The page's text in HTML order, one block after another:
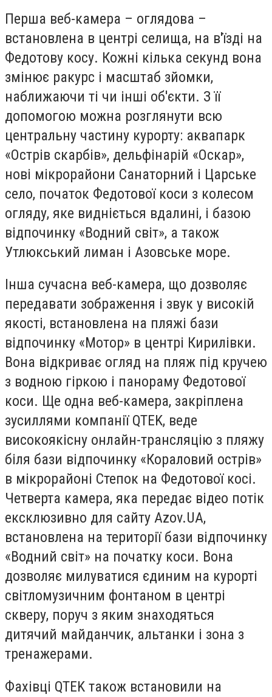
Перша веб-камера – оглядова –
встановлена ​​в центрі селища, на в'їзді на
Федотову косу. Кожні кілька секунд вона
змінює ракурс і масштаб зйомки,
наближаючи ті чи інші об'єкти. З її
допомогою можна розглянути всю
центральну частину курорту: аквапарк
«Острів скарбів», дельфінарій «Оскар»,
нові мікрорайони Санаторний і Царське
село, початок Федотової коси з колесом
огляду, яке видніється вдалині, і базою
відпочинку «Водний світ», а також
Утлюкський лиман і Азовське море.
Інша сучасна веб-камера, що дозволяє
передавати зображення і звук у високій
якості, встановлена ​​на пляжі бази
відпочинку «Мотор» в центрі Кирилівки.
Вона відкриває огляд на пляж під кручею
з водною гіркою і панораму Федотової
коси. Ще одна веб-камера, закріплена
зусиллями компанії QTEK, веде
високоякісну онлайн-трансляцію з пляжу
біля бази відпочинку «Кораловий острів»
в мікрорайоні Степок на Федотової косі.
Четверта камера, яка передає відео потік
ексклюзивно для сайту Azov.UA,
встановлена ​​на території бази відпочинку
«Водний світ» на початку коси. Вона
дозволяє милуватися єдиним на курорті
світломузичним фонтаном в центрі
скверу, поруч з яким знаходяться
дитячий майданчик, альтанки і зона з
тренажерами.
Фахівці QTEK також встановили на